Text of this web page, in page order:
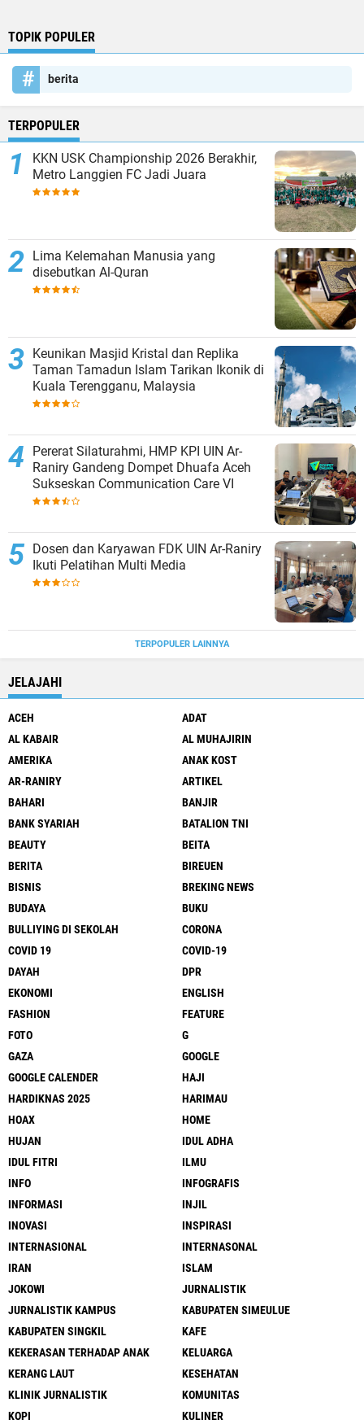
TOPIK POPULER
berita
TERPOPULER
KKN USK Championship 2026 Berakhir,
Metro Langgien FC Jadi Juara
Lima Kelemahan Manusia yang
disebutkan Al-Quran
Keunikan Masjid Kristal dan Replika
Taman Tamadun Islam Tarikan Ikonik di
Kuala Terengganu, Malaysia
Pererat Silaturahmi, HMP KPI UIN Ar-
Raniry Gandeng Dompet Dhuafa Aceh
Sukseskan Communication Care VI
Dosen dan Karyawan FDK UIN Ar-Raniry
Ikuti Pelatihan Multi Media
TERPOPULER LAINNYA
JELAJAHI
ACEH
ADAT
AL KABAIR
AL MUHAJIRIN
AMERIKA
ANAK KOST
AR-RANIRY
ARTIKEL
BAHARI
BANJIR
BANK SYARIAH
BATALION TNI
BEAUTY
BEITA
BERITA
BIREUEN
BISNIS
BREKING NEWS
BUDAYA
BUKU
BULLIYING DI SEKOLAH
CORONA
COVID 19
COVID-19
DAYAH
DPR
EKONOMI
ENGLISH
FASHION
FEATURE
FOTO
G
GAZA
GOOGLE
GOOGLE CALENDER
HAJI
HARDIKNAS 2025
HARIMAU
HOAX
HOME
HUJAN
IDUL ADHA
IDUL FITRI
ILMU
INFO
INFOGRAFIS
INFORMASI
INJIL
INOVASI
INSPIRASI
INTERNASIONAL
INTERNASONAL
IRAN
ISLAM
JOKOWI
JURNALISTIK
JURNALISTIK KAMPUS
KABUPATEN SIMEULUE
KABUPATEN SINGKIL
KAFE
KEKERASAN TERHADAP ANAK
KELUARGA
KERANG LAUT
KESEHATAN
KLINIK JURNALISTIK
KOMUNITAS
KOPI
KULINER